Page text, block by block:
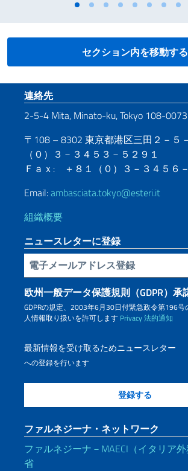
セクション内を移動する
Footer section
連絡先
2-5-4 Mita, Minato-ku, Tokyo 108-0073
〒108 – 8302 東京都港区三田２－５
（０）３－３４５３－５２９１
Ｆａｘ: ＋８１（０）３－３４５６
Email:ambasciata.tokyo@esteri.it
組織概要
ニュースレターに登録
電子メールアドレス登録
欧州一般データ保護規則（GDPR）承
GDPRの規定、2003年6月30日付緊急政令第196
人情報取り扱いを許可します Privacy法的通知
最新情報を受け取るためニュースレター
への登録を行います
ファルネジーナ・ネットワーク
ファルネジーナ－MAECI（イタリア
省